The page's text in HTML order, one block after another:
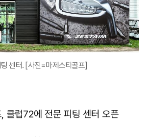
센터. [사진=마제스티골프]
클럽72에 전문 피팅 센터 오픈